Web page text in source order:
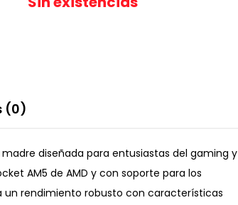
(0)
madre diseñada para entusiastas del gaming y
AM5 de AMD y con soporte para los
un rendimiento robusto con características